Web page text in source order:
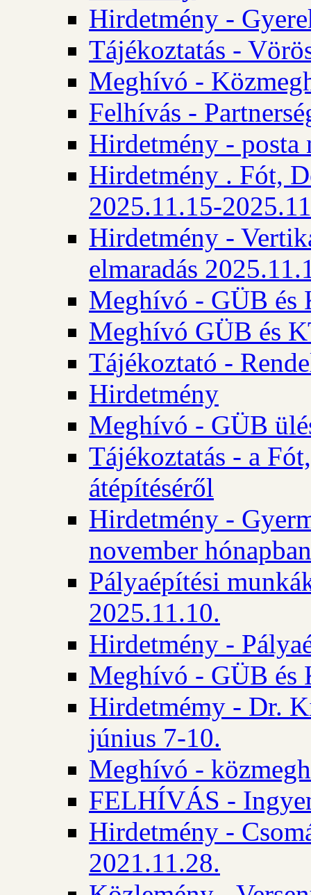
Hirdetmény -
Tájékoztatás -
Meghívó -
Felhívás -
Hirdetmény - posta
Hirdetmény . Fót,
2025.11.15-
Hirdetmény -
elmaradás
Meghívó - GÜB és
Meghívó GÜB és
Tájékoztató -
Hirdetmény
Meghívó - GÜB
Tájékoztatás - a
átépítéséről
Hirdetmény -
november hónapban
Pályaépítési
2025.11.10.
Hirdetmény -
Meghívó - GÜB és
Hirdetmémy - Dr.
június 7-10.
Meghívó -
FELHÍVÁS -
Hirdetmény -
2021.11.28.